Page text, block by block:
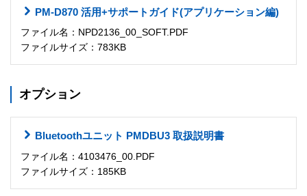
PM-D870 活用+サポートガイド(アプリケーション編)
ファイル名：NPD2136_00_SOFT.PDF
ファイルサイズ：783KB
オプション
Bluetoothユニット PMDBU3 取扱説明書
ファイル名：4103476_00.PDF
ファイルサイズ：185KB